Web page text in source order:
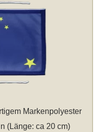
Markenpolyester
(Länge: ca 20 cm)